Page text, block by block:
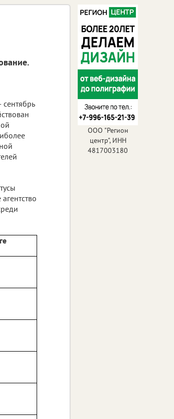
ООО "Регион
центр", ИНН
4817003180